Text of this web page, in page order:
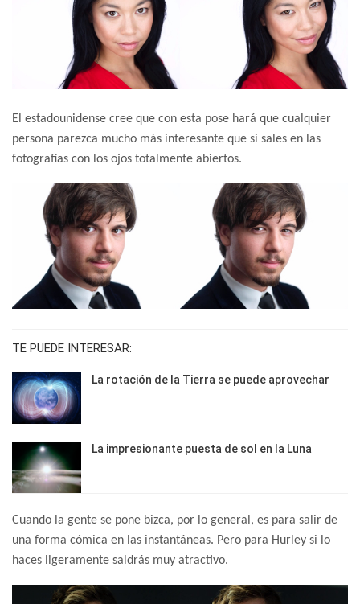
El estadounidense cree que con esta pose hará que cualquier
persona parezca mucho más interesante que si sales en las
fotografías con los ojos totalmente abiertos.
TE PUEDE INTERESAR:
La rotación de la Tierra se puede aprovechar
La impresionante puesta de sol en la Luna
Cuando la gente se pone bizca, por lo general, es para salir de
una forma cómica en las instantáneas. Pero para Hurley si lo
haces ligeramente saldrás muy atractivo.